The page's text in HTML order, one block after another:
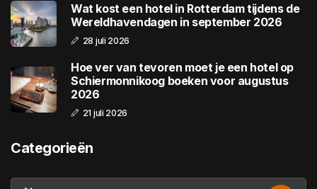
Wat kost een hotel in Rotterdam tijdens de
Wereldhavendagen in september 2026
28 juli 2026
Hoe ver van tevoren moet je een hotel op
Schiermonnikoog boeken voor augustus
2026
21 juli 2026
Categorieën